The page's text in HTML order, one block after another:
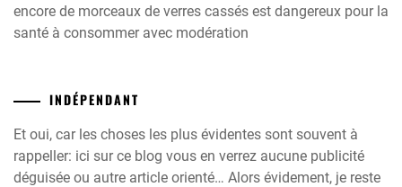
encore de morceaux de verres cassés est dangereux pour la
santé à consommer avec modération
INDÉPENDANT
Et oui, car les choses les plus évidentes sont souvent à
rappeller: ici sur ce blog vous en verrez aucune publicité
déguisée ou autre article orienté… Alors évidement, je reste